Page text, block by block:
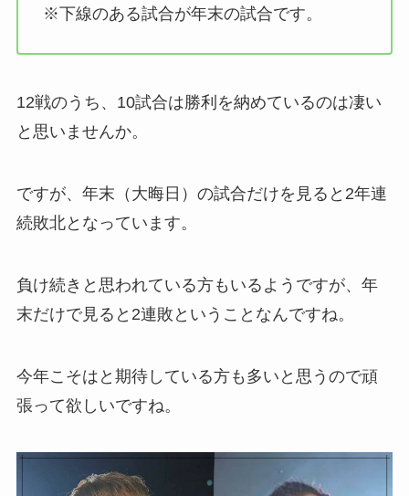
※下線のある試合が年末の試合です。
12戦のうち、10試合は勝利を納めているのは凄い
と思いませんか。
ですが、年末（大晦日）の試合だけを見ると2年連
続敗北となっています。
負け続きと思われている方もいるようですが、年
末だけで見ると2連敗ということなんですね。
今年こそはと期待している方も多いと思うので頑
張って欲しいですね。